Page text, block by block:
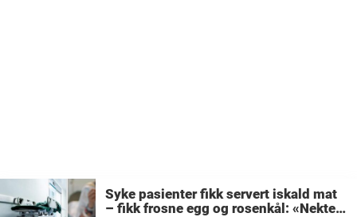
Syke pasienter fikk servert iskald mat
– fikk frosne egg og rosenkål: «Nektet